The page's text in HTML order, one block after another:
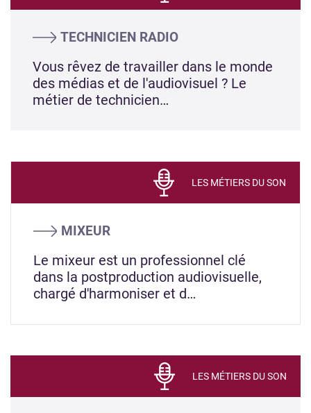
TECHNICIEN RADIO
Vous rêvez de travailler dans le monde
des médias et de l'audiovisuel ? Le
métier de technicien…
MIXEUR
LES MÉTIERS DU SON
Le mixeur est un professionnel clé
dans la postproduction audiovisuelle,
chargé d'harmoniser et d…
LES MÉTIERS DU SON